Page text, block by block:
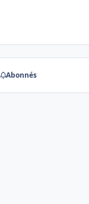
Abonnés